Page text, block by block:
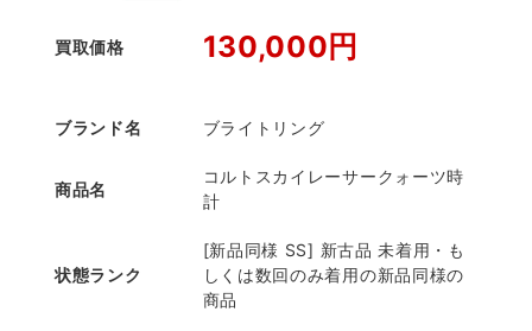
買取価格 130,000円
ブランド名 ブライトリング
商品名
コルトスカイレーサークォーツ時
計
状態ランク
[新品同様 SS] 新古品 未着用・も
しくは数回のみ着用の新品同様の
商品